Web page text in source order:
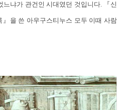
느냐가 관건인 시대였던 것입니다. 『신
을 쓴 아우구스티누스 모두 이때 사람